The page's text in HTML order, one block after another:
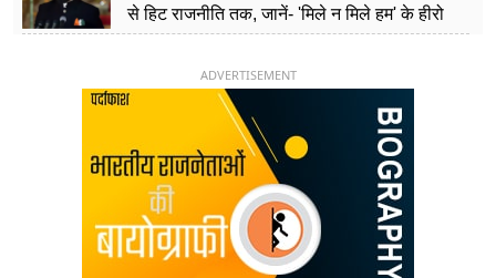
से हिट राजनीति तक, जानें- 'मिले न मिले हम' के हीरो
ADVERTISEMENT